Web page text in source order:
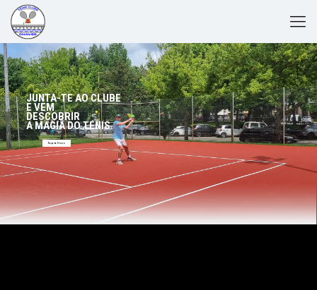
JUNTA-TE AO CLUBE
E VEM
DESCOBRIR
A MAGIA DO TÉNIS
Faça-se Sócio